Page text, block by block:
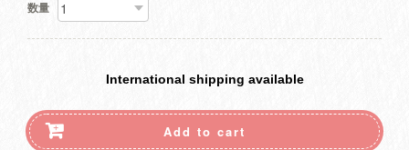
数量
International shipping available
Add to cart